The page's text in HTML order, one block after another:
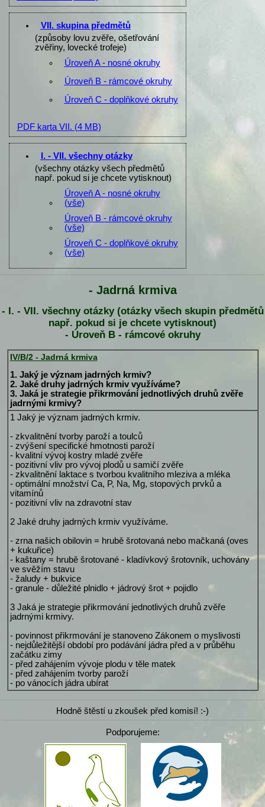
VII. skupina předmětů
(způsoby lovu zvěře, ošetřování
zvěřiny, lovecké trofeje)
Úroveň A - nosné okruhy
Úroveň B - rámcové okruhy
Úroveň C - doplňkové okruhy
PDF karta VII. (4 MB)
I. - VII. všechny otázky
(všechny otázky všech předmětů
např. pokud si je chcete vytisknout)
Úroveň A - nosné okruhy
(vše)
Úroveň B - rámcové okruhy
(vše)
Úroveň C - doplňkové okruhy
(vše)
- Jadrná krmiva
- I. - VII. všechny otázky (otázky všech skupin předmětů
např. pokud si je chcete vytisknout)
- Úroveň B - rámcové okruhy
IV/B/2 - Jadrná krmiva
1. Jaký je význam jadrných krmiv?
2. Jaké druhy jadrných krmiv využíváme?
3. Jaká je strategie přikrmování jednotlivých druhů zvěře
jadrnými krmivy?
1 Jaký je význam jadrných krmiv.
- zkvalitnění tvorby paroží a toulců
- zvýšení specifické hmotnosti paroží
- kvalitní vývoj kostry mladé zvěře
- pozitivní vliv pro vývoj plodů u samičí zvěře
- zkvalitnění laktace s tvorbou kvalitního mleziva a mléka
- optimální množství Ca, P, Na, Mg, stopových prvků a
vitamínů
- pozitivní vliv na zdravotní stav
2 Jaké druhy jadrných krmiv využíváme.
- zrna našich obilovin = hrubě šrotovaná nebo mačkaná (oves
+ kukuřice)
- kaštany = hrubě šrotované - kladívkový šrotovník, uchovány
ve svěžím stavu
- žaludy + bukvice
- granule - důležité plnidlo + jádrový šrot + pojidlo
3 Jaká je strategie přikrmování jednotlivých druhů zvěře
jadrnými krmivy.
- povinnost přikrmování je stanoveno Zákonem o myslivosti
- nejdůležitější období pro podávání jádra před a v průběhu
začátku zimy
- před zahájením vývoje plodu v těle matek
- před zahájením tvorby paroží
- po vánocích jádra ubírat
Hodně štěstí u zkoušek před komisí! :-)
Podporujeme: